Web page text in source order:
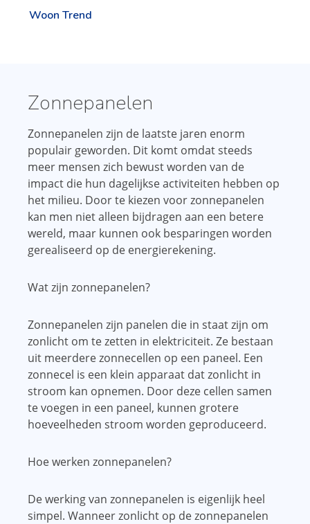
Woon Trend
Zonnepanelen
Zonnepanelen zijn de laatste jaren enorm
populair geworden. Dit komt omdat steeds
meer mensen zich bewust worden van de
impact die hun dagelijkse activiteiten hebben op
het milieu. Door te kiezen voor zonnepanelen
kan men niet alleen bijdragen aan een betere
wereld, maar kunnen ook besparingen worden
gerealiseerd op de energierekening.
Wat zijn zonnepanelen?
Zonnepanelen zijn panelen die in staat zijn om
zonlicht om te zetten in elektriciteit. Ze bestaan ​​
uit meerdere zonnecellen op een paneel. Een
zonnecel is een klein apparaat dat zonlicht in
stroom kan opnemen. Door deze cellen samen
te voegen in een paneel, kunnen grotere
hoeveelheden stroom worden geproduceerd.
Hoe werken zonnepanelen?
De werking van zonnepanelen is eigenlijk heel
simpel. Wanneer zonlicht op de zonnepanelen